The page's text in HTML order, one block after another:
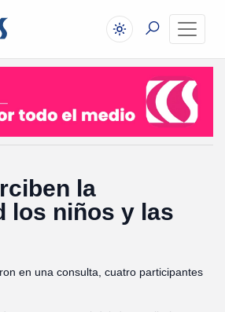
la
los niños y las
en una consulta, cuatro participantes